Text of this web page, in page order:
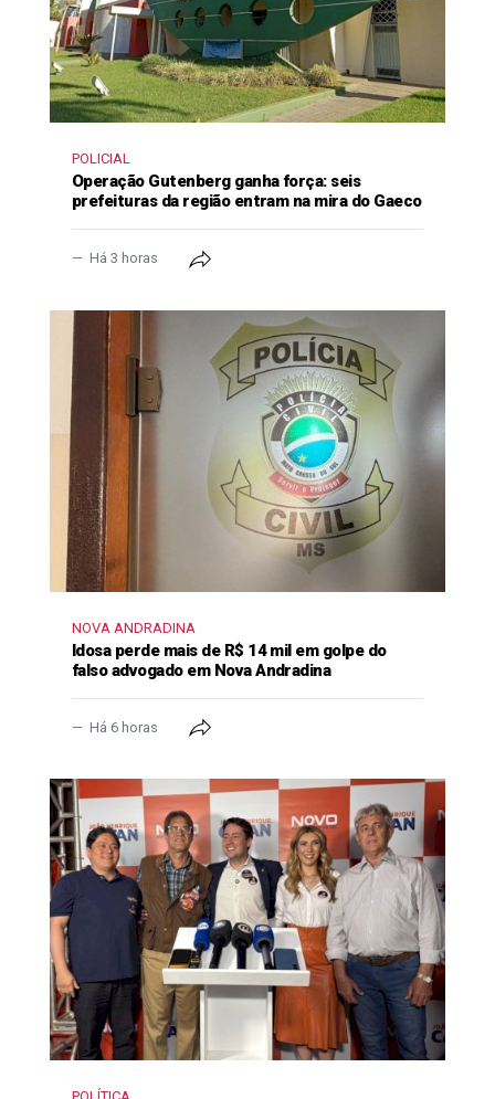
POLICIAL
Operação Gutenberg ganha força: seis
prefeituras da região entram na mira do Gaeco
Há 3 horas
NOVA ANDRADINA
Idosa perde mais de R$ 14 mil em golpe do
falso advogado em Nova Andradina
Há 6 horas